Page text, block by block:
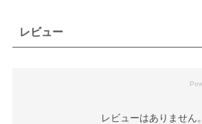
レビュー
レビューはありません。